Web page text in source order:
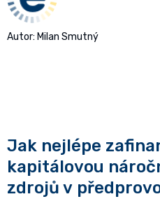
Autor: Milan Smutný
Jak nejlépe
kapitálovou
zdrojů v